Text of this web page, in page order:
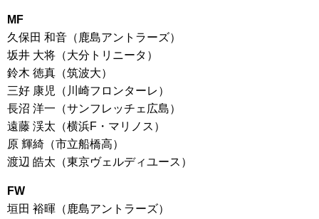
MF
久保田 和音（鹿島アントラーズ）
坂井 大将（大分トリニータ）
鈴木 徳真（筑波大）
三好 康児（川崎フロンターレ）
長沼 洋一（サンフレッチェ広島）
遠藤 渓太（横浜F・マリノス）
原 輝綺（市立船橋高）
渡辺 皓太（東京ヴェルディユース）
FW
垣田 裕暉（鹿島アントラーズ）